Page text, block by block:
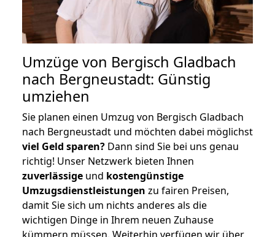
Umzüge von Bergisch Gladbach
nach Bergneustadt: Günstig
umziehen
Sie planen einen Umzug von Bergisch Gladbach
nach Bergneustadt und möchten dabei möglichst
viel Geld sparen? Dann sind Sie bei uns genau
richtig! Unser Netzwerk bieten Ihnen
zuverlässige und kostengünstige
Umzugsdienstleistungen zu fairen Preisen,
damit Sie sich um nichts anderes als die
wichtigen Dinge in Ihrem neuen Zuhause